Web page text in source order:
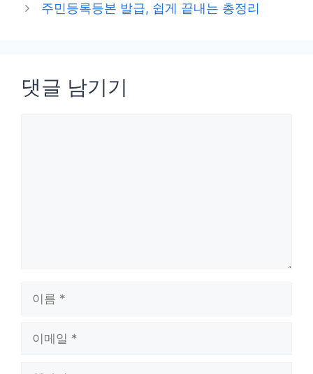
리
주민등록등본 발급, 쉽게 끝내는 총정리
댓글 남기기